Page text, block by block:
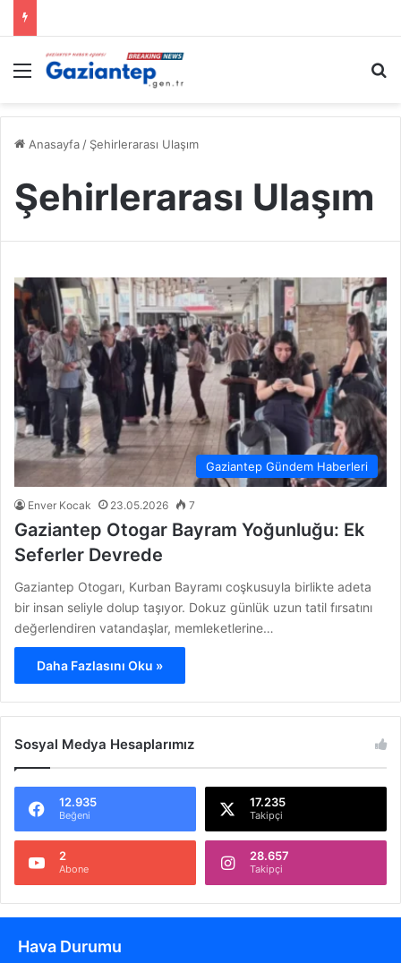
Menü
Anasayfa / Şehirlerarası Ulaşım
Şehirlerarası Ulaşım
Gaziantep Gündem Haberleri
Enver Kocak 23.05.2026 7
Gaziantep Otogar Bayram Yoğunluğu: Ek
Seferler Devrede
Gaziantep Otogarı, Kurban Bayramı coşkusuyla birlikte adeta
bir insan seliyle dolup taşıyor. Dokuz günlük uzun tatil fırsatını
değerlendiren vatandaşlar, memleketlerine…
Daha Fazlasını Oku »
Sosyal Medya Hesaplarımız
12.935
Beğeni
17.235
Takipçi
2
Abone
28.657
Takipçi
Hava Durumu